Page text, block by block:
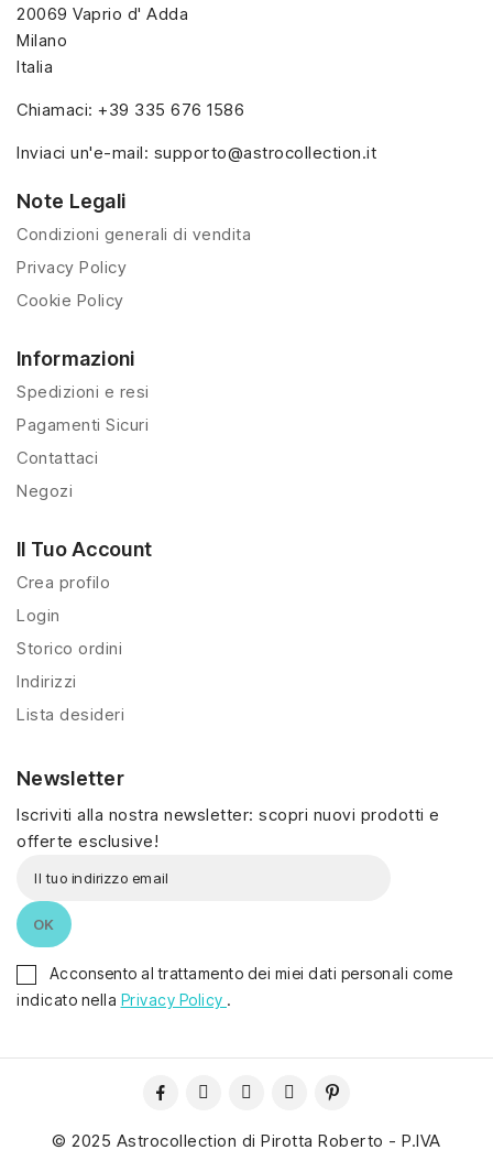
20069 Vaprio d' Adda
Milano
Italia
Chiamaci: +39 335 676 1586
Inviaci un'e-mail: supporto@astrocollection.it
Note Legali
Condizioni generali di vendita
Privacy Policy
Cookie Policy
Informazioni
Spedizioni e resi
Pagamenti Sicuri
Contattaci
Negozi
Il Tuo Account
Crea profilo
Login
Storico ordini
Indirizzi
Lista desideri
Newsletter
Iscriviti alla nostra newsletter: scopri nuovi prodotti e
offerte esclusive!
Acconsento al trattamento dei miei dati personali come
indicato nella Privacy Policy .
© 2025 Astrocollection di Pirotta Roberto - P.IVA